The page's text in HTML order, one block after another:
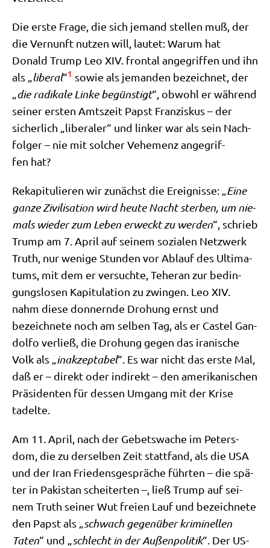
Die erste Fra­ge, die sich jemand stel­len muß, der
die Ver­nunft nut­zen will, lau­tet: War­um hat
Donald Trump Leo XIV. fron­tal ange­grif­fen und ihn
als „libe­ral“1 sowie als jeman­den bezeich­net, der
„die radi­ka­le Lin­ke begün­stigt“, obwohl er wäh­rend
sei­ner ersten Amts­zeit Papst Fran­zis­kus – der
sicher­lich „libe­ra­ler“ und lin­ker war als sein Nach­
fol­ger – nie mit sol­cher Vehe­menz ange­grif­
fen hat?
Reka­pi­tu­lie­ren wir zunächst die Ereig­nis­se: „Eine
gan­ze Zivi­li­sa­ti­on wird heu­te Nacht ster­ben, um nie­
mals wie­der zum Leben erweckt zu wer­den“, schrieb
Trump am 7. April auf sei­nem sozia­len Netz­werk
Truth, nur weni­ge Stun­den vor Ablauf des Ulti­ma­
tums, mit dem er ver­such­te, Tehe­ran zur bedin­
gungs­lo­sen Kapi­tu­la­ti­on zu zwin­gen. Leo XIV.
nahm die­se don­nern­de Dro­hung ernst und
bezeich­ne­te noch am sel­ben Tag, als er Castel Gan­
dol­fo ver­ließ, die Dro­hung gegen das ira­ni­sche
Volk als „inak­zep­ta­bel“. Es war nicht das erste Mal,
daß er – direkt oder indi­rekt – den ame­ri­ka­ni­schen
Prä­si­den­ten für des­sen Umgang mit der Kri­se
tadelte.
Am 11. April, nach der Gebets­wa­che im Peters­
dom, die zu der­sel­ben Zeit statt­fand, als die USA
und der Iran Frie­dens­ge­sprä­che führ­ten – die spä­
ter in Paki­stan schei­ter­ten –, ließ Trump auf sei­
nem Truth sei­ner Wut frei­en Lauf und bezeich­ne­te
den Papst als „schwach gegen­über kri­mi­nel­len
Taten“ und „schlecht in der Außen­po­li­tik“. Der US-